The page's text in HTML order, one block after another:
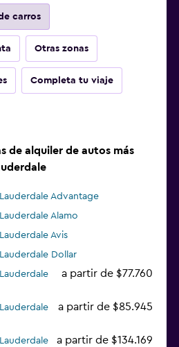
carros
Otras zonas
Completa tu viaje
de alquiler de autos más
Advantage
Alamo
Avis
Dollar
a partir de $77.760
a partir de $85.945
a partir de $134.169